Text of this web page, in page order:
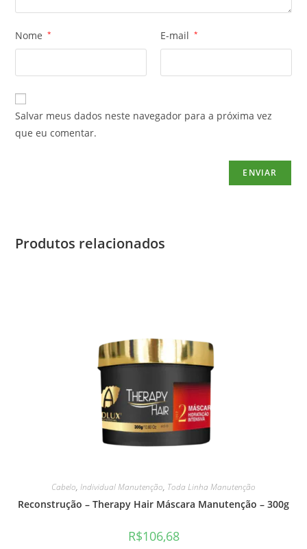
Nome * E-mail *
Salvar meus dados neste navegador para a próxima vez
que eu comentar.
Produtos relacionados
Cabelo, Individual Manutenção, Toda Linha Manutenção
Reconstrução – Therapy Hair Máscara Manutenção – 300g
R$106,68